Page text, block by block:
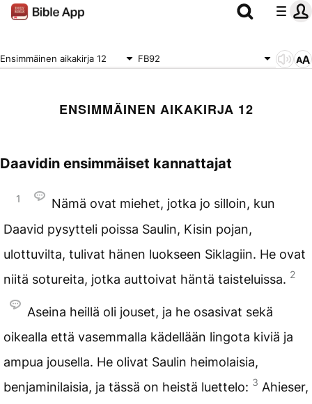
Ensimmäinen aikakirja 12 FB92
ENSIMMÄINEN AIKAKIRJA 12
Daavidin ensimmäiset kannattajat
1
Nämä ovat miehet, jotka jo silloin, kun
Daavid pysytteli poissa Saulin, Kisin pojan,
ulottuvilta, tulivat hänen luokseen Siklagiin. He ovat
niitä sotureita, jotka auttoivat häntä taisteluissa. 2
Aseina heillä oli jouset, ja he osasivat sekä
oikealla että vasemmalla kädellään lingota kiviä ja
ampua jousella. He olivat Saulin heimolaisia,
benjaminilaisia, ja tässä on heistä luettelo: 3 Ahieser,